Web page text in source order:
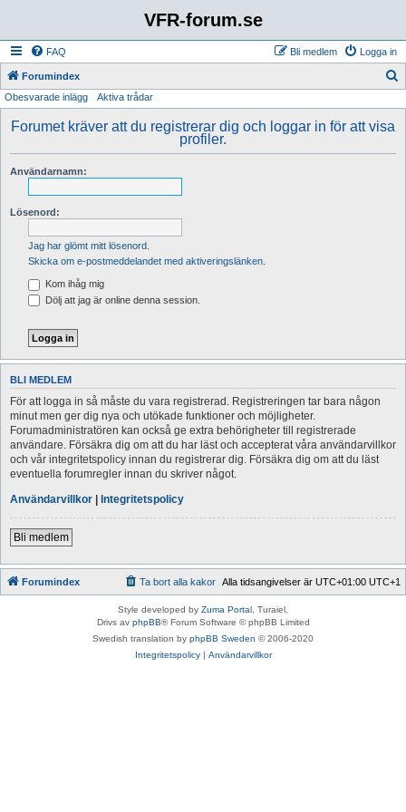
VFR-forum.se
FAQ Logga in
Bli medlem
Forumindex
Obesvarade inlägg Aktiva trådar
Forumet kräver att du registrerar dig och loggar in för att visa
profiler.
Användarnamn:
Lösenord:
Jag har glömt mitt lösenord.
Skicka om e-postmeddelandet med aktiveringslänken.
Kom ihåg mig
Dölj att jag är online denna session.
BLI MEDLEM
För att logga in så måste du vara registrerad. Registreringen tar bara någon
minut men ger dig nya och utökade funktioner och möjligheter.
Forumadministratören kan också ge extra behörigheter till registrerade
användare. Försäkra dig om att du har läst och accepterat våra användarvillkor
och vår integritetspolicy innan du registrerar dig. Försäkra dig om att du läst
eventuella forumregler innan du skriver något.
Användarvillkor | Integritetspolicy
Bli medlem
Forumindex Alla tidsangivelser är UTC+01:00 UTC+1
Ta bort alla kakor
Style developed by Zuma Portal , Turaiel,
Drivs av phpBB® Forum Software © phpBB Limited
Swedish translation by phpBB Sweden © 2006-2020
Integritetspolicy| Användarvillkor